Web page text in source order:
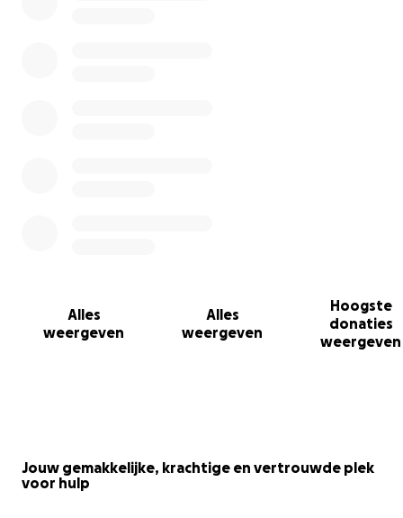
Alles
weergeven
Alles
weergeven
Hoogste
donaties
weergeven
Jouw gemakkelijke, krachtige en vertrouwde plek
voor hulp